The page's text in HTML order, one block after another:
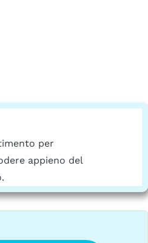
per
appieno del